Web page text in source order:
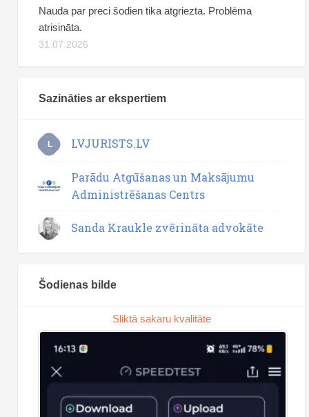
Nauda par preci šodien tika atgriezta. Problēma
atrisināta.
31.07.2026
Sazināties ar ekspertiem
L LVJURISTS.LV
Parādu Atgūšanas un Maksājumu
Administrēšanas Centrs
Sanda Kraukle zvērināta advokāte
Šodienas bilde
Sliktā sakaru kvalitāte